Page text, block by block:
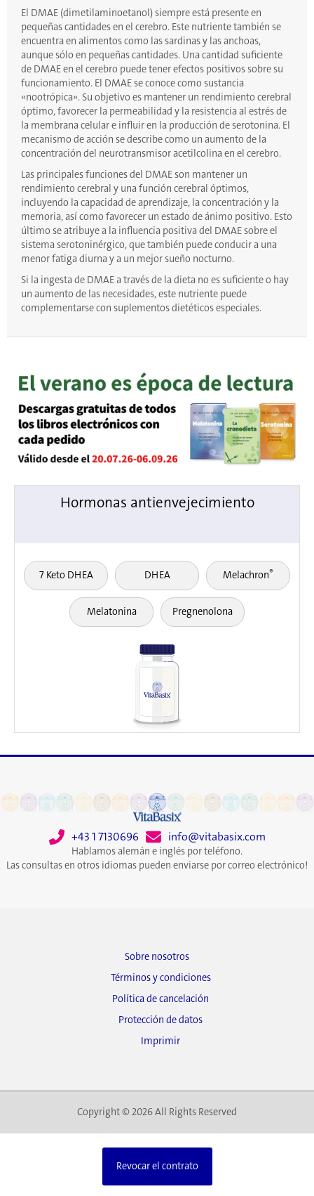
El DMAE (dimetilaminoetanol) siempre está presente en
pequeñas cantidades en el cerebro. Este nutriente también se
encuentra en alimentos como las sardinas y las anchoas,
aunque sólo en pequeñas cantidades. Una cantidad suficiente
de DMAE en el cerebro puede tener efectos positivos sobre su
funcionamiento. El DMAE se conoce como sustancia
«nootrópica». Su objetivo es mantener un rendimiento cerebral
óptimo, favorecer la permeabilidad y la resistencia al estrés de
la membrana celular e influir en la producción de serotonina. El
mecanismo de acción se describe como un aumento de la
concentración del neurotransmisor acetilcolina en el cerebro.
Las principales funciones del DMAE son mantener un
rendimiento cerebral y una función cerebral óptimos,
incluyendo la capacidad de aprendizaje, la concentración y la
memoria, así como favorecer un estado de ánimo positivo. Esto
último se atribuye a la influencia positiva del DMAE sobre el
sistema serotoninérgico, que también puede conducir a una
menor fatiga diurna y a un mejor sueño nocturno.
Si la ingesta de DMAE a través de la dieta no es suficiente o hay
un aumento de las necesidades, este nutriente puede
complementarse con suplementos dietéticos especiales.
Hormonas antienvejecimiento
7 Keto DHEA DHEA Melachron®
Melatonina Pregnenolona
+43 1 7130696 info@vitabasix.com
Hablamos alemán e inglés por teléfono.
Las consultas en otros idiomas pueden enviarse por correo electrónico!
Sobre nosotros
Términos y condiciones
Política de cancelación
Protección de datos
Imprimir
Copyright © 2026 All Rights Reserved
Revocar el contrato